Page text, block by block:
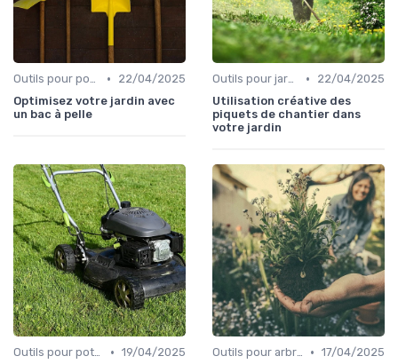
Outils pour potagers •
22/04/2025
Optimisez votre jardin avec
un bac à pelle
Outils pour jardinage urbain •
22/04/2025
Utilisation créative des
piquets de chantier dans
votre jardin
Outils pour potagers • 19/04/2025
Outils pour arbres et arbustes • 17/04/2025